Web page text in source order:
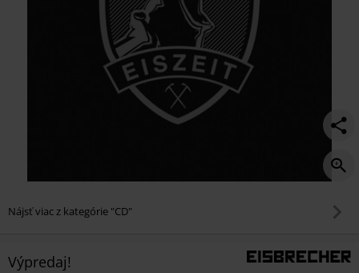
Nájsť viac z kategórie "CD"
Výpredaj!